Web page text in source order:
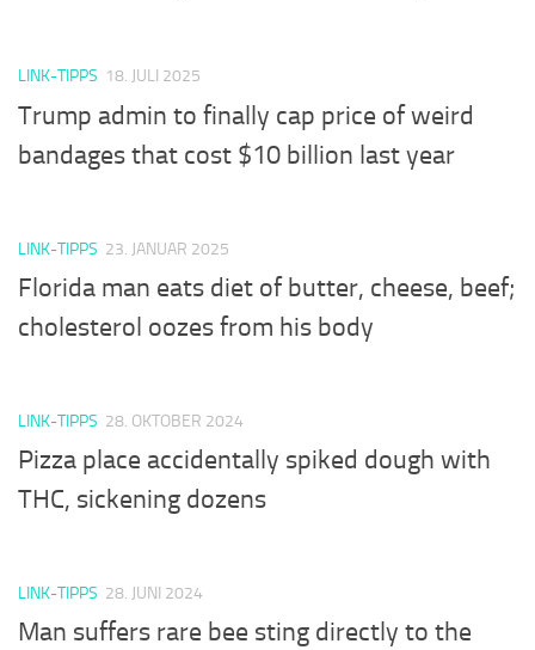
LINK-TIPPS 18. JULI 2025
Trump admin to finally cap price of weird
bandages that cost $10 billion last year
LINK-TIPPS 23. JANUAR 2025
Florida man eats diet of butter, cheese, beef;
cholesterol oozes from his body
LINK-TIPPS 28. OKTOBER 2024
Pizza place accidentally spiked dough with
THC, sickening dozens
LINK-TIPPS 28. JUNI 2024
Man suffers rare bee sting directly to the